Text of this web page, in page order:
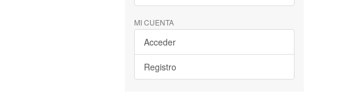
MI CUENTA
Acceder
Registro